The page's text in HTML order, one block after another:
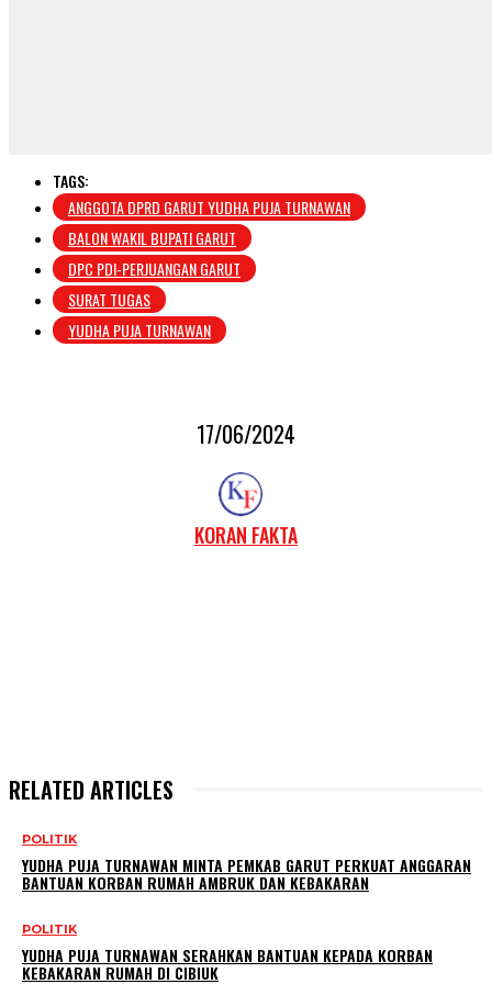
TAGS:
ANGGOTA DPRD GARUT YUDHA PUJA TURNAWAN
BALON WAKIL BUPATI GARUT
DPC PDI-PERJUANGAN GARUT
SURAT TUGAS
YUDHA PUJA TURNAWAN
17/06/2024
KORAN FAKTA
RELATED ARTICLES
POLITIK
YUDHA PUJA TURNAWAN MINTA PEMKAB GARUT PERKUAT ANGGARAN
BANTUAN KORBAN RUMAH AMBRUK DAN KEBAKARAN
POLITIK
YUDHA PUJA TURNAWAN SERAHKAN BANTUAN KEPADA KORBAN
KEBAKARAN RUMAH DI CIBIUK